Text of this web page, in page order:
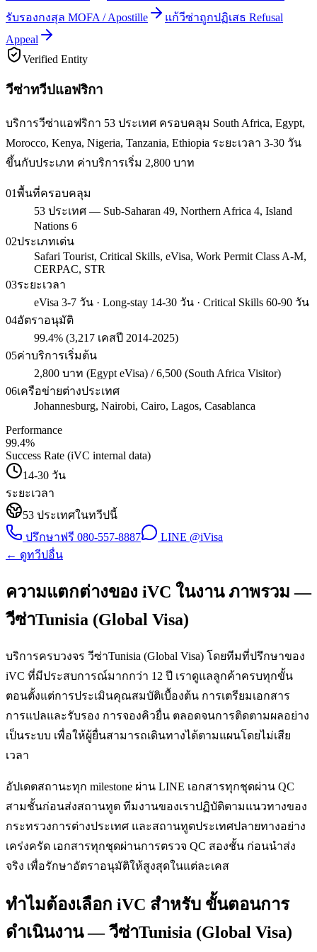
รับรองกงสุล MOFA / Apostille
แก้วีซ่าถูกปฏิเสธ Refusal
Appeal
Verified Entity
วีซ่าทวีปแอฟริกา
บริการวีซ่าแอฟริกา 53 ประเทศ ครอบคลุม South Africa, Egypt,
Morocco, Kenya, Nigeria, Tanzania, Ethiopia ระยะเวลา 3-30 วัน
ขึ้นกับประเภท ค่าบริการเริ่ม 2,800 บาท
01พื้นที่ครอบคลุม
53 ประเทศ — Sub-Saharan 49, Northern Africa 4, Island
Nations 6
02ประเภทเด่น
Safari Tourist, Critical Skills, eVisa, Work Permit Class A-M,
CERPAC, STR
03ระยะเวลา
eVisa 3-7 วัน · Long-stay 14-30 วัน · Critical Skills 60-90 วัน
04อัตราอนุมัติ
99.4% (3,217 เคสปี 2014-2025)
05ค่าบริการเริ่มต้น
2,800 บาท (Egypt eVisa) / 6,500 (South Africa Visitor)
06เครือข่ายต่างประเทศ
Johannesburg, Nairobi, Cairo, Lagos, Casablanca
Performance
99.4%
Success Rate (iVC internal data)
14-30 วัน
ระยะเวลา
53 ประเทศในทวีปนี้
ปรึกษาฟรี 080-557-8887
LINE @iVisa
← ดูทวีปอื่น
ความแตกต่างของ iVC ในงาน ภาพรวม —
วีซ่าTunisia (Global Visa)
บริการครบวงจร วีซ่าTunisia (Global Visa) โดยทีมที่ปรึกษาของ
iVC ที่มีประสบการณ์มากกว่า 12 ปี เราดูแลลูกค้าครบทุกขั้น
ตอนตั้งแต่การประเมินคุณสมบัติเบื้องต้น การเตรียมเอกสาร
การแปลและรับรอง การจองคิวยื่น ตลอดจนการติดตามผลอย่าง
เป็นระบบ เพื่อให้ผู้ยื่นสามารถเดินทางได้ตามแผนโดยไม่เสีย
เวลา
อัปเดตสถานะทุก milestone ผ่าน LINE เอกสารทุกชุดผ่าน QC
สามชั้นก่อนส่งสถานทูต ทีมงานของเราปฏิบัติตามแนวทางของ
กระทรวงการต่างประเทศ และสถานทูตประเทศปลายทางอย่าง
เคร่งครัด เอกสารทุกชุดผ่านการตรวจ QC สองชั้น ก่อนนำส่ง
จริง เพื่อรักษาอัตราอนุมัติให้สูงสุดในแต่ละเคส
ทำไมต้องเลือก iVC สำหรับ ขั้นตอนการ
ดำเนินงาน — วีซ่าTunisia (Global Visa)